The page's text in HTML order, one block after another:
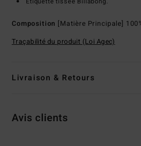
Composition [Matière Principale]
Traçabilité du produit (Loi Agec)
Livraison & Retours
Avis clients